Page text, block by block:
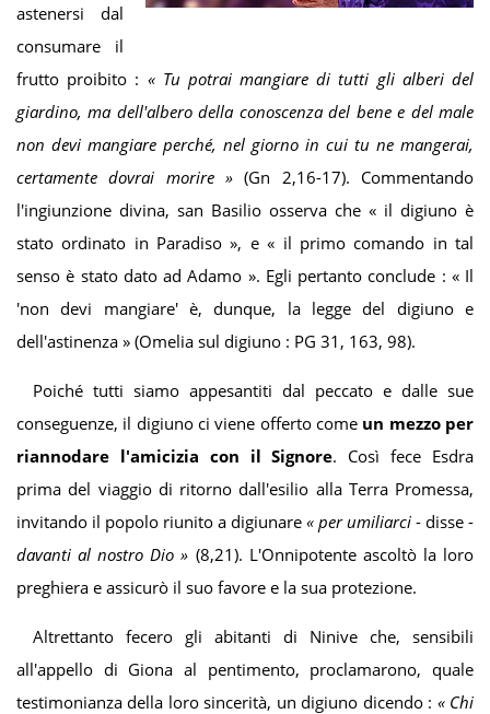
astenersi dal
consumare il
frutto proibito : « Tu potrai mangiare di tutti gli alberi del
giardino, ma dell'albero della conoscenza del bene e del male
non devi mangiare perché, nel giorno in cui tu ne mangerai,
certamente dovrai morire »(Gn 2,16-17). Commentando
l'ingiunzione divina, san Basilio osserva che « il digiuno è
stato ordinato in Paradiso », e « il primo comando in tal
senso è stato dato ad Adamo ». Egli pertanto conclude : « Il
'non devi mangiare' è, dunque, la legge del digiuno e
dell'astinenza » (Omelia sul digiuno : PG 31, 163, 98).
Poiché tutti siamo appesantiti dal peccato e dalle sue
conseguenze, il digiuno ci viene offerto come un mezzo per
riannodare l'amicizia con il Signore. Così fece Esdra
prima del viaggio di ritorno dall'esilio alla Terra Promessa,
invitando il popolo riunito a digiunare « per umiliarci - disse -
davanti al nostro Dio » (8,21). L'Onnipotente ascoltò la loro
preghiera e assicurò il suo favore e la sua protezione.
Altrettanto fecero gli abitanti di Ninive che, sensibili
all'appello di Giona al pentimento, proclamarono, quale
testimonianza della loro sincerità, un digiuno dicendo : « Chi